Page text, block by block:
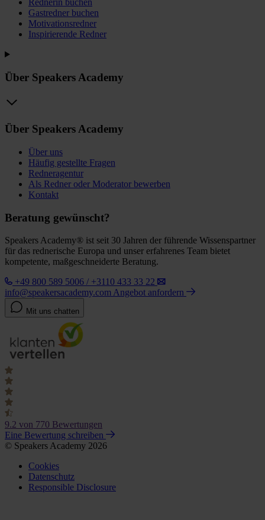
Rednerin buchen
Gastredner buchen
Motivationsredner
Inspirierende Redner
Über Speakers Academy
Über Speakers Academy
Über uns
Häufig gestellte Fragen
Redneragentur
Als Redner oder Moderator bewerben
Kontakt
Beratung gewünscht?
Speakers Academy® ist seit 30 Jahren der führende Wissenspartner
für das rednerische Europa und unser erfahrenes Team bietet
kompetente, maßgeschneiderte Beratung.
+49 800 589 5006 / +3110 433 33 22
info@speakersacademy.com Angebot anfordern
Mit uns chatten
9.2 von 770 Bewertungen
Eine Bewertung schreiben
© Speakers Academy 2026
Cookies
Datenschutz
Responsible Disclosure